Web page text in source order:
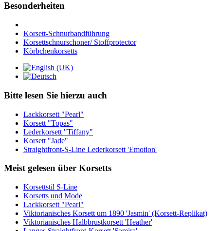
Besonderheiten
Korsett-Schnurbandführung
Korsettschnurschoner/ Stoffprotector
Körbchenkorsetts
Bitte lesen Sie hierzu auch
Lackkorsett "Pearl"
Korsett "Topas"
Lederkorsett "Tiffany"
Korsett "Jade"
Straightfront-S-Line Lederkorsett 'Emotion'
Meist gelesen über Korsetts
Korsettstil S-Line
Korsetts und Mode
Lackkorsett "Pearl"
Viktorianisches Korsett um 1890 'Jasmin' (Korsett-Replikat)
Viktorianisches Halbbrustkorsett 'Heather'